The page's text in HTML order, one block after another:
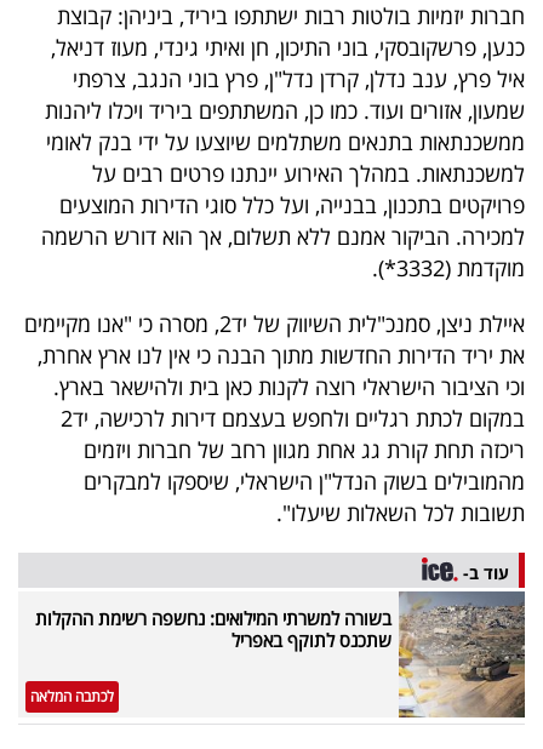
המילון
הכלכלי
פודקאסט
40
UNDER
40
שיתופי
פעולה
דרושים
ניוזלטרים
מייל
אדום
חברות יזמיות בולטות רבות ישתתפו ביריד, ביניהן: קבוצת
כנען, פרשקובסקי, בוני התיכון, חן ואיתי גינדי, מעוז דניאל,
איל פרץ, ענב נדלן, קרדן נדל"ן, פרץ בוני הנגב, צרפתי
שמעון, אזורים ועוד. כמו כן, המשתתפים ביריד ויכלו ליהנות
ממשכנתאות בתנאים משתלמים שיוצעו על ידי בנק לאומי
למשכנתאות. במהלך האירוע יינתנו פרטים רבים על
פרויקטים בתכנון, בבנייה, ועל כלל סוגי הדירות המוצעים
למכירה. הביקור אמנם ללא תשלום, אך הוא דורש הרשמה
מוקדמת (3332*).
איילת ניצן, סמנכ"לית השיווק של יד2, מסרה כי "אנו מקיימים
את יריד הדירות החדשות מתוך הבנה כי אין לנו ארץ אחרת,
וכי הציבור הישראלי רוצה לקנות כאן בית ולהישאר בארץ.
במקום לכתת רגליים ולחפש בעצמם דירות לרכישה, יד2
ריכזה תחת קורת גג אחת מגוון רחב של חברות ויזמים
מהמובילים בשוק הנדל"ן הישראלי, שיספקו למבקרים
תשובות לכל השאלות שיעלו".
עוד ב-
בשורה למשרתי המילואים: נחשפה רשימת ההקלות
שתכנס לתוקף באפריל
לכתבה המלאה